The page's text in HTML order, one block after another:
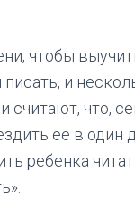
чтобы
и
считают, что,
ее в один
ребенка